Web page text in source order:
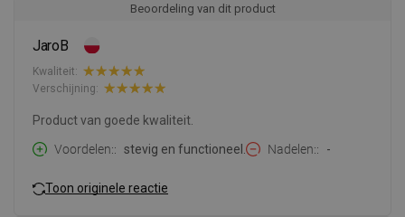
Beoordeling van dit product
JaroB
Kwaliteit:
Verschijning:
Product van goede kwaliteit.
Voordelen:
stevig en functioneel. Nadelen: -
Toon originele reactie